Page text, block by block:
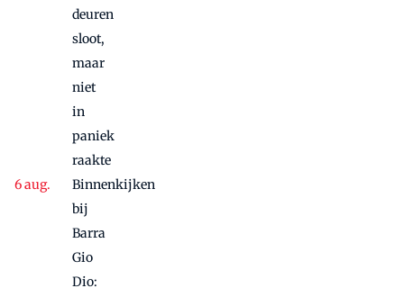
deuren
sloot,
maar
niet
in
paniek
raakte
Binnenkijken
bij
Barra
Gio
Dio: